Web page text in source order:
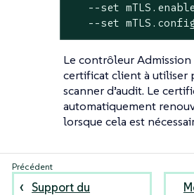
--set
--set
Le contrôleur
certificat client à utiliser
scanner d’audit. Le
automatiquement
lorsque cela est
Support du